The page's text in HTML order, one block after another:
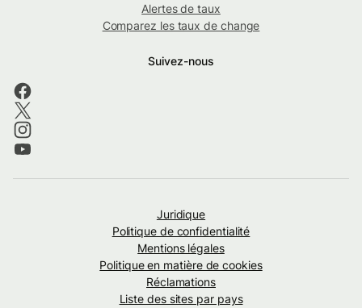
Alertes de taux
Comparez les taux de change
Suivez-nous
Juridique
Politique de confidentialité
Mentions légales
Politique en matière de cookies
Réclamations
Liste des sites par pays